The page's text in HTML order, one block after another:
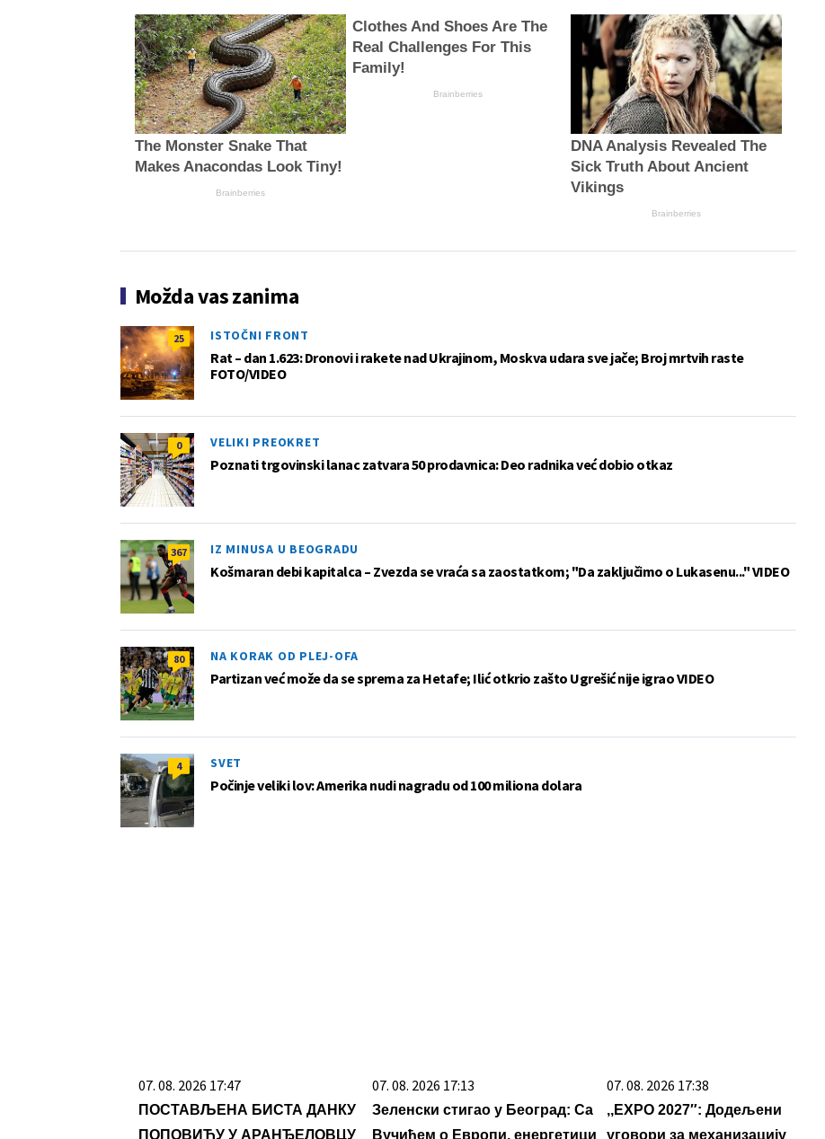
The Monster Snake That
Makes Anacondas Look Tiny!
Brainberries
Clothes And Shoes Are The
Real Challenges For This
Family!
Brainberries
DNA Analysis Revealed The
Sick Truth About Ancient
Vikings
Brainberries
Možda vas zanima
25 ISTOČNI FRONT
Rat – dan 1.623: Dronovi i rakete nad Ukrajinom, Moskva udara sve jače; Broj mrtvih raste
FOTO/VIDEO
0 VELIKI PREOKRET
Poznati trgovinski lanac zatvara 50 prodavnica: Deo radnika već dobio otkaz
367 IZ MINUSA U BEOGRADU
Košmaran debi kapitalca – Zvezda se vraća sa zaostatkom; "Da zaključimo o Lukasenu..." VIDEO
80 NA KORAK OD PLEJ-OFA
Partizan već može da se sprema za Hetafe; Ilić otkrio zašto Ugrešić nije igrao VIDEO
4 SVET
Počinje veliki lov: Amerika nudi nagradu od 100 miliona dolara
07. 08. 2026 09:14
Сазнања „Политике”: Црна
Гора следећа у војном савезу
15. 07. 2026 07:44
Većina građana izgubi novac pre
nego što stigne na letovanje -
05. 08. 2026 06:45
Šta dete nasleđuje od oca, a šta
od majke? Sve što treba da znate